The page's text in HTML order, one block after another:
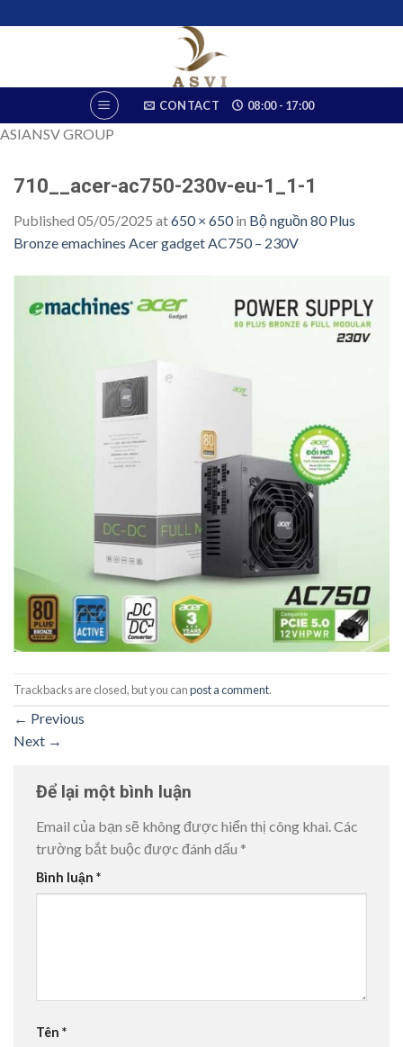
CONTACT 08:00 - 17:00
ASIANSV GROUP
710__acer-ac750-230v-eu-1_1-1
Published 05/05/2025 at650 × 650in Bộ nguồn 80 Plus
Bronze emachines Acer gadget AC750 – 230V
Trackbacks are closed, but you canpost a comment.
← Previous
Next →
Để lại một bình luận
Email của bạn sẽ không được hiển thị công khai.Các
trường bắt buộc được đánh dấu *
Bình luận *
Tên *